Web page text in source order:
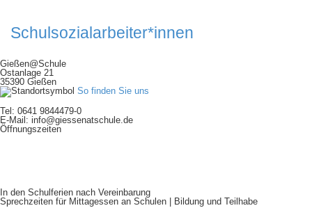
Schulsozialarbeiter*innen
Gießen@Schule
Ostanlage 21
35390 Gießen
So finden Sie uns
Tel: 0641 9844479-0
E-Mail: info@giessenatschule.de
Öffnungszeiten
In den Schulferien nach Vereinbarung
Sprechzeiten für Mittagessen an Schulen | Bildung und Teilhabe